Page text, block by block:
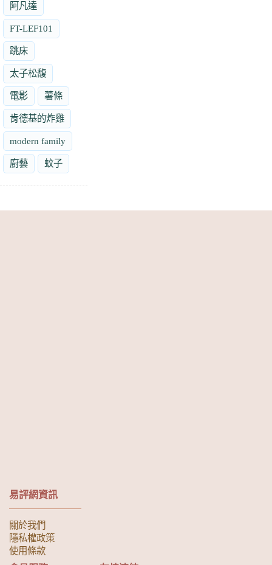
阿凡達
FT-LEF101
跳床
太子松馥
電影 薯條
肯德基的炸雞
modern family
廚藝 蚊子
易評網資訊
關於我們
隱私權政策
使用條款